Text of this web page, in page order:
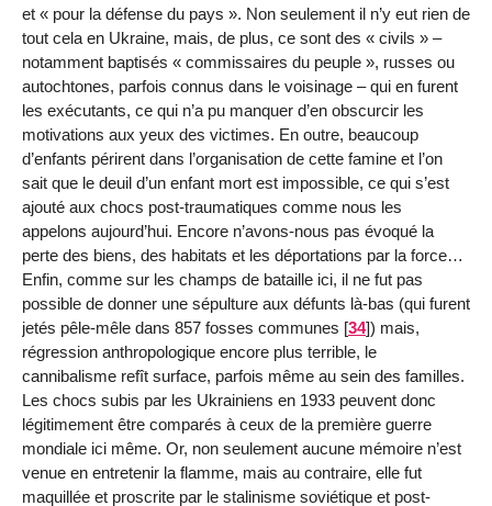
et « pour la défense du pays ». Non seulement il n’y eut rien de
tout cela en Ukraine, mais, de plus, ce sont des « civils » –
notamment baptisés « commissaires du peuple », russes ou
autochtones, parfois connus dans le voisinage – qui en furent
les exécutants, ce qui n’a pu manquer d’en obscurcir les
motivations aux yeux des victimes. En outre, beaucoup
d’enfants périrent dans l’organisation de cette famine et l’on
sait que le deuil d’un enfant mort est impossible, ce qui s’est
ajouté aux chocs post-traumatiques comme nous les
appelons aujourd’hui. Encore n’avons-nous pas évoqué la
perte des biens, des habitats et les déportations par la force…
Enfin, comme sur les champs de bataille ici, il ne fut pas
possible de donner une sépulture aux défunts là-bas (qui furent
jetés pêle-mêle dans 857 fosses communes [34]) mais,
régression anthropologique encore plus terrible, le
cannibalisme refît surface, parfois même au sein des familles.
Les chocs subis par les Ukrainiens en 1933 peuvent donc
légitimement être comparés à ceux de la première guerre
mondiale ici même. Or, non seulement aucune mémoire n’est
venue en entretenir la flamme, mais au contraire, elle fut
maquillée et proscrite par le stalinisme soviétique et post-